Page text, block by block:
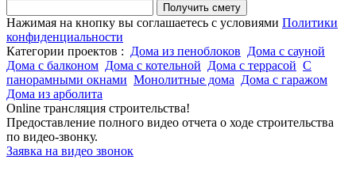
Получить смету
Нажимая на кнопку вы соглашаетесь с условиями Политики
конфиденциальности
Категории проектов : Дома из пеноблоков Дома с сауной
Дома с балконом Дома с котельной Дома с террасой С
панорамными окнами Монолитные дома Дома с гаражом
Дома из арболита
Online трансляция строительства!
Предоставление полного видео отчета о ходе строительства
по видео-звонку.
Заявка на видео звонок